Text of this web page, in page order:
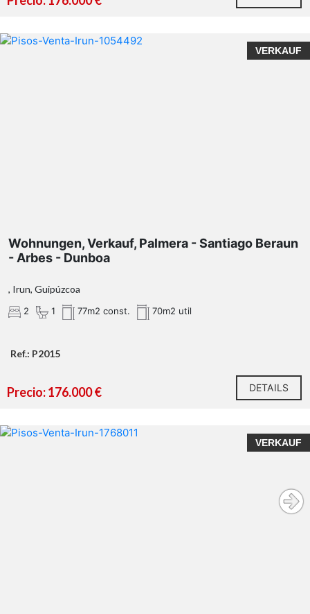
VERKAUF
Wohnungen, Verkauf, Palmera - Santiago Beraun
- Arbes - Dunboa
, Irun, Guipúzcoa
2 1 77m2 const. 70m2 util
Ref.: P2015
Precio: 176.000 € DETAILS
VERKAUF